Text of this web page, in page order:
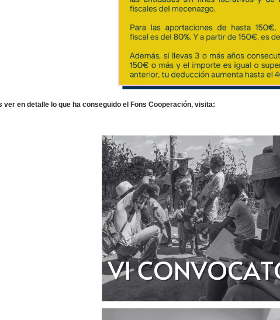
ver en detalle lo que ha conseguido el Fons Cooperación, visita: